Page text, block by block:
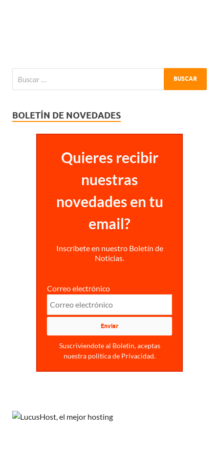
BOLETÍN DE NOVEDADES
Quieres recibir
nuestras
novedades en tu
email?
Inscríbete en nuestro Boletín de
Noticias.
Correo electrónico
Suscriviendote al Boletin, aceptas
nuestra politica de Privacidad.